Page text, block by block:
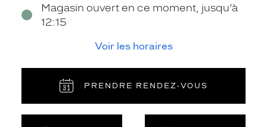
Magasin ouvert en ce moment, jusqu’à
12:15
Voir les horaires
PRENDRE RENDEZ‑VOUS